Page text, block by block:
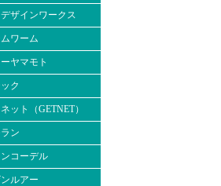
デザインワークス
ムワーム
ヤマモト
ク
ット（GETNET）
ン
ンコーデル
ンルアー